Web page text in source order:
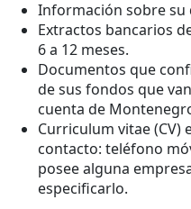
Información sobre su
Extractos bancarios
6 a 12 meses.
Documentos que
de sus fondos que
cuenta de
Curriculum vitae (CV)
contacto: teléfono
posee alguna
especificarlo.